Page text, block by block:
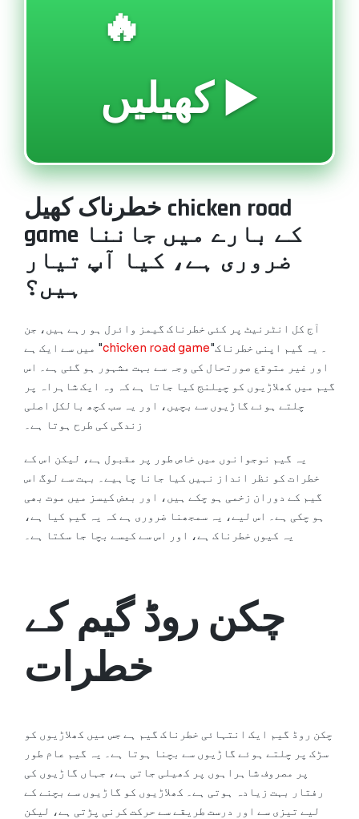
🔥
کھیلیں ▶️
خطرناک کھیل chicken road
game کے بارے میں جاننا
ضروری ہے، کیا آپ تیار
ہیں؟
آج کل انٹرنیٹ پر کئی خطرناک گیمز وائرل ہو رہے ہیں، جن
میں سے ایک ہے "chicken road game"۔ یہ گیم اپنی خطرناک
اور غیر متوقع صورتحال کی وجہ سے بہت مشہور ہو گئی ہے۔ اس
گیم میں کھلاڑیوں کو چیلنج کیا جاتا ہے کہ وہ ایک شاہراہ پر
چلتے ہوئے گاڑیوں سے بچیں، اور یہ سب کچھ بالکل اصلی
زندگی کی طرح ہوتا ہے۔
یہ گیم نوجوانوں میں خاص طور پر مقبول ہے، لیکن اس کے
خطرات کو نظر انداز نہیں کیا جانا چاہیے۔ بہت سے لوگ اس
گیم کے دوران زخمی ہو چکے ہیں، اور بعض کیسز میں موت بھی
ہو چکی ہے۔ اس لیے، یہ سمجھنا ضروری ہے کہ یہ گیم کیا ہے،
یہ کیوں خطرناک ہے، اور اس سے کیسے بچا جا سکتا ہے۔
چکن روڈ گیم کے
خطرات
چکن روڈ گیم ایک انتہائی خطرناک گیم ہے جس میں کھلاڑیوں کو
سڑک پر چلتے ہوئے گاڑیوں سے بچنا ہوتا ہے۔ یہ گیم عام طور
پر مصروف شاہراہوں پر کھیلی جاتی ہے، جہاں گاڑیوں کی
رفتار بہت زیادہ ہوتی ہے۔ کھلاڑیوں کو گاڑیوں سے بچنے کے
لیے تیزی سے اور درست طریقے سے حرکت کرنی پڑتی ہے، لیکن